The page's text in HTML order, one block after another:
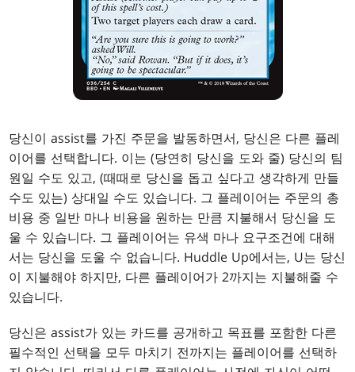
당신이 assist를 가진 주문을 발동하면서, 당신은 다른 플레
이어를 선택합니다. 이는 (당연히 당신을 도와 줄) 당신의 팀
원일 수도 있고, (때때로 당신을 돕고 싶다고 생각하게 만들
수도 있는) 상대일 수도 있습니다. 그 플레이어는 주문의 총
비용 중 일반 마나 비용을 원하는 만큼 지불해서 당신을 도
울 수 있습니다. 그 플레이어는 유색 마나 요구조건에 대해
서는 당신을 도울 수 없습니다. Huddle Up에서는, U는 당신
이 지불해야 하지만, 다른 플레이어가 2까지는 지불해줄 수
있습니다.
당신은 assist가 있는 카드를 공개하고 목표를 포함한 다른
필수적인 선택을 모두 마치기 전까지는 플레이어를 선택하